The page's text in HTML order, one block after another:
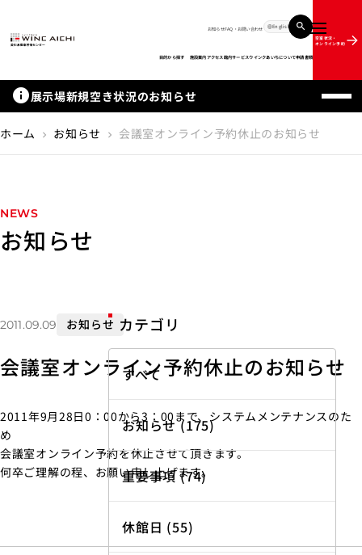
メニュー
お知らせFAQ・お問い合わせ English
目的から探す 施設案内アクセス館内サービスウインクあいちについて申請書類
空室状況・
オンライン予約
info展示場新規空き状況のお知らせ
ホーム chevron_right お知らせ chevron_right 会議室オンライン予約休止のお知らせ
NEWS
お知らせ
2011.09.09 お知らせ
会議室オンライン予約休止のお知らせ
2011年9月28日0：00から3：00まで、システムメンテナンスのた
め
会議室オンライン予約を休止させて頂きます。
何卒ご理解の程、お願い申し上げます。
カテゴリ
すべて
お知らせ (175)
重要事項 (74)
休館日 (55)